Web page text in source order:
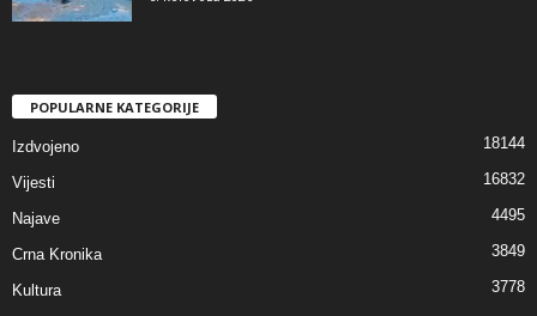
POPULARNE KATEGORIJE
Izdvojeno 18144
Vijesti 16832
Najave 4495
Crna Kronika 3849
Kultura
3778